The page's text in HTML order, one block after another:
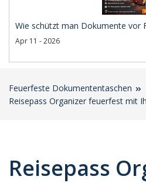
Wie schützt man Dokumente vor
Apr 11 - 2026
Feuerfeste Dokumententaschen
Reisepass Organizer feuerfest mit
Reisepass